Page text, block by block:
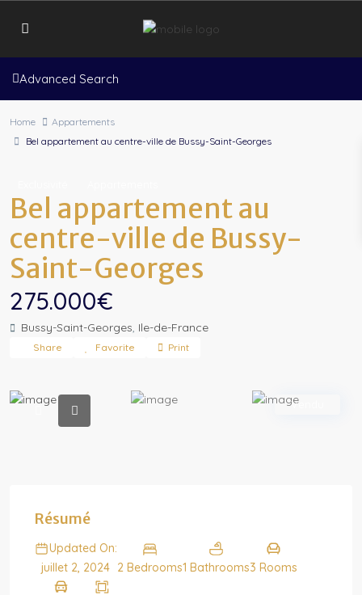
Advanced Search
Home
Appartements
Bel appartement au centre-ville de Bussy-Saint-Georges
Bel appartement au
centre-ville de Bussy-
Saint-Georges
275.000€
Bussy-Saint-Georges, Ile-de-France
Share Favorite Print
Vendu
Résumé
Updated On:
juillet 2, 2024 2 Bedrooms1 Bathrooms3 Rooms